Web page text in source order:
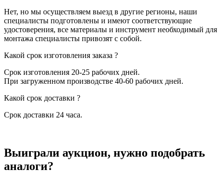
Нет, но мы осуществляем выезд в другие регионы, наши
специалисты подготовлены и имеют соответствующие
удостоверения, все материалы и инструмент необходимый для
монтажа специалисты привозят с собой.
Какой срок изготовления заказа ?
Срок изготовления 20-25 рабочих дней.
При загруженном производстве 40-60 рабочих дней.
Какой срок доставки ?
Срок доставки 24 часа.
Выиграли аукцион, нужно подобрать
аналоги?